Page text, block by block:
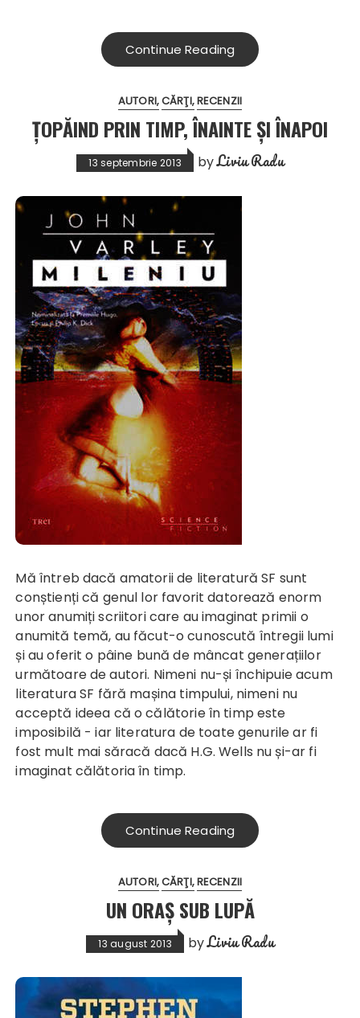
Continue Reading
AUTORI CĂRŢI RECENZII
ȚOPĂIND PRIN TIMP, ÎNAINTE ȘI ÎNAPOI
13 septembrie 2013 byLiviu Radu
Mă întreb dacă amatorii de literatură SF sunt
conștienți că genul lor favorit datorează enorm
unor anumiți scriitori care au imaginat primii o
anumită temă, au făcut-o cunoscută întregii lumi
și au oferit o pâine bună de mâncat generațiilor
următoare de autori. Nimeni nu-și închipuie acum
literatura SF fără mașina timpului, nimeni nu
acceptă ideea că o călătorie în timp este
imposibilă - iar literatura de toate genurile ar fi
fost mult mai săracă dacă H.G. Wells nu și-ar fi
imaginat călătoria în timp.
Continue Reading
AUTORI CĂRŢI RECENZII
UN ORAŞ SUB LUPĂ
13 august 2013 byLiviu Radu